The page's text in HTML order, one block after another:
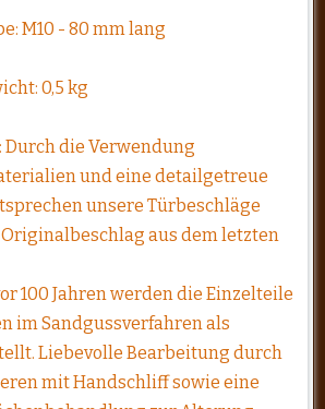
M10 - 80 mm lang
0,5 kg
die Verwendung
und eine detailgetreue
unsere Türbeschläge
aus dem letzten
100 Jahren werden die Einzelteile
im Sandgussverfahren als
Liebevolle Bearbeitung durch
mit Handschliff sowie eine